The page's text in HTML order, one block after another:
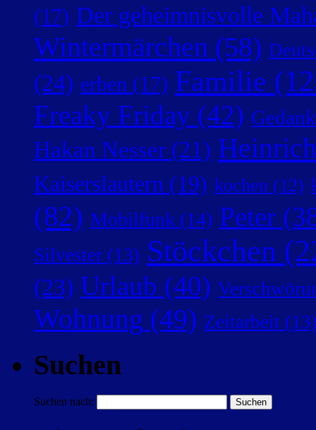
(17) Der geheimnisvolle
Wintermärchen (58)
(24) erben (17) Familie
Freaky Friday (42)
Hakan Nesser (21)
Kaiserslautern (19) kochen (12)
(82) Mobilfunk (14) Peter
Silvester (13) Stöckchen
(23) Urlaub (40)
Wohnung (49) Zeitarbeit
Suchen
Suchen nach: